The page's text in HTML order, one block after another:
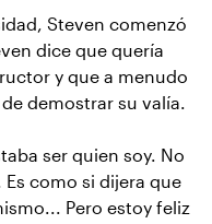
Steven comenzó
dice que quería
y que a menudo
demostrar su valía.
ser quien soy. No
como si dijera que
Pero estoy feliz